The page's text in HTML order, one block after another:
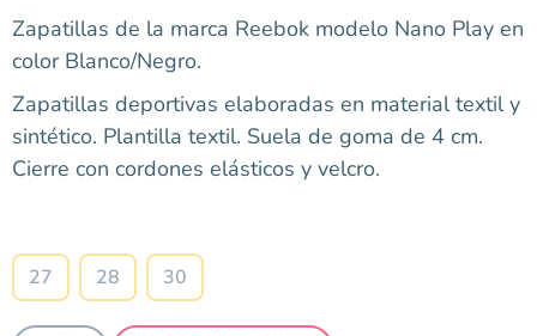
Zapatillas de la marca Reebok modelo Nano Play en
color Blanco/Negro.
Zapatillas deportivas elaboradas en material textil y
sintético. Plantilla textil. Suela de goma de 4 cm.
Cierre con cordones elásticos y velcro.
27 28 30